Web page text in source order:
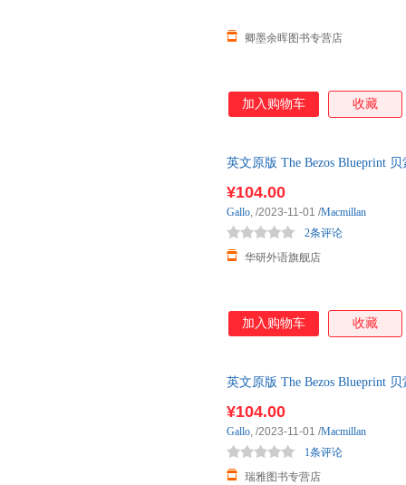
卿墨余晖图书专营店
加入购物车 收藏
英文原版 The Bezos Blueprint 贝
¥104.00
华研外语旗舰店
2条评论
Gallo, /2023-11-01 /Macmillan
加入购物车 收藏
英文原版 The Bezos Blueprint 贝
¥104.00
瑞雅图书专营店
1条评论
Gallo, /2023-11-01 /Macmillan